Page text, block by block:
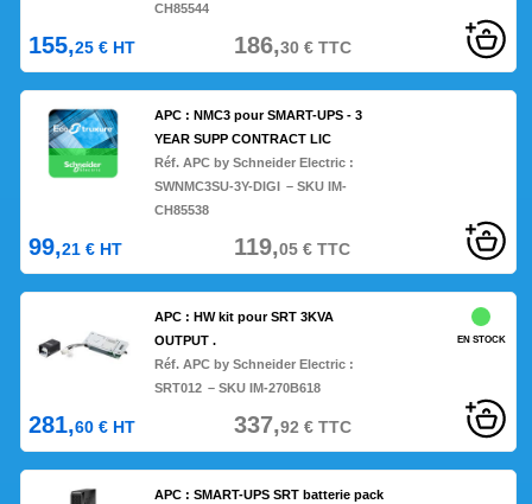
CH85544
155,25 € HT 186,30€TTC
APC : NMC3 pour SMART-UPS - 3
YEAR SUPP CONTRACT LIC
Réf. APC by Schneider Electric :
SWNMC3SU-3Y-DIGI – SKU IM-
CH85538
99,21 € HT 119,05€TTC
APC : HW kit pour SRT 3KVA
OUTPUT .
Réf. APC by Schneider Electric :
SRT012 – SKU IM-270B618
EN STOCK
281,60 € HT 337,92 €TTC
APC : SMART-UPS SRT batterie pack